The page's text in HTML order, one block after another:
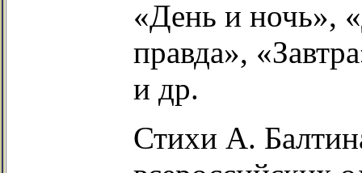
«День и ночь»,
правда»,
и др.
Стихи А.